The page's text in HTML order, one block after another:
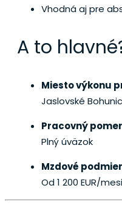
Vhodná aj pre
A to
Miesto výkonu
Jaslovské
Pracovný pomer
Plný úväzok
Mzdové
Od 1 200 EUR/